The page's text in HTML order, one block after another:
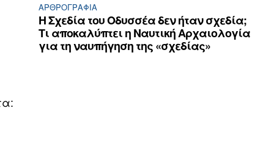
ΑΡΘPΟΓΡΑΦΙΑ
Η Σχεδία του Οδυσσέα δεν ήταν σχεδία;
Τι αποκαλύπτει η Ναυτική Αρχαιολογία
για τη ναυπήγηση της «σχεδίας»